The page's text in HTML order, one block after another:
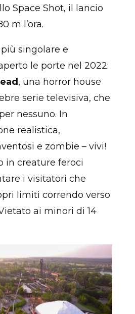
Space Shot, il lancio
m l’ora.
singolare e
le porte nel 2022:
, una horror house
serie televisiva, che
nessuno. In
realistica,
e zombie – vivi!
in creature feroci
i visitatori che
limiti correndo verso
ai minori di 14